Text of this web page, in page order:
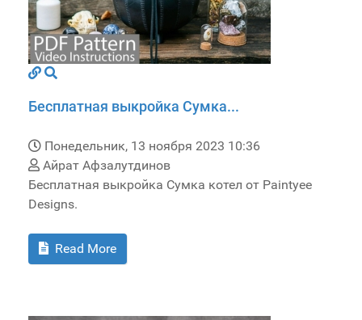
Бесплатная выкройка Сумка...
Понедельник, 13 ноября 2023 10:36
Айрат Афзалутдинов
Бесплатная выкройка Сумка котел от Paintyee
Designs.
Read More